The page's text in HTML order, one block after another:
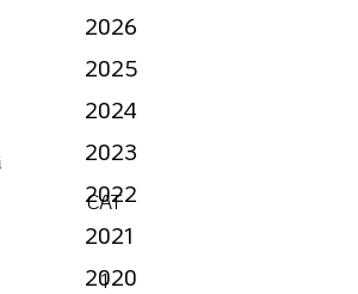
CAT
1
2026
2025
2024
2023
2022
2021
2020